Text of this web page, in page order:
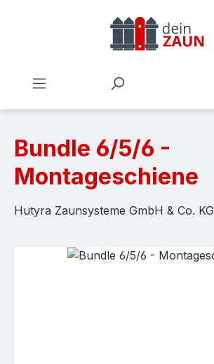
Zum Hauptinhalt springen
Bundle 6/5/6 -
Montageschiene
Hutyra Zaunsysteme GmbH & Co. KG
Bildergalerie überspringen